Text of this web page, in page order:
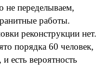
переделываем,
работы.
реконструкции нет.
порядка 60 человек,
есть вероятность